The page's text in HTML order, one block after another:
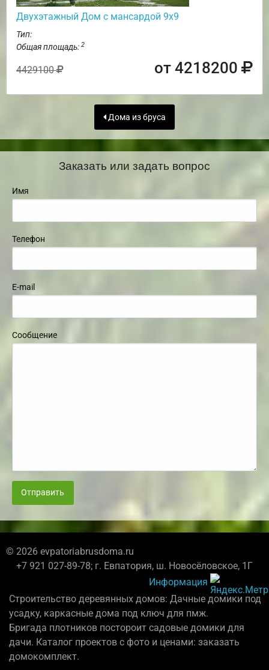
Двухэтажный Дом с мансардой 9х9
Тип:
Общая площадь: 2
4429100 от 4218200
Дома из бруса
Заказать или задать вопрос
Имя
Телефон
E-mail
Сообщение
Отправить
© 2026 evpatoriabrusdoma.ru
+7 921 027-89-78; г. Евпатория, ш. Новосёловское, 1Г
Информация
Строительство деревянных домов: Дачные домики под
усадку, каркасные дома под ключ для пмж.
Бригада плотников постороит садовые домики для
дачи. Каталог проектов с фото и ценами: заказать
домокомплект.